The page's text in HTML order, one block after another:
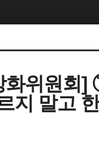
화위원회]
지 말고